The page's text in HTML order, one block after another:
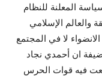
المعلنة للنظام
والعالم الإسلامي
لا في المجتمع
ان أحمدي نجاد
فيه قوات الحرس